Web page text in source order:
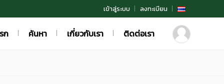
เข้าสู่ระบบ ลงทะเบียน
ก ค้นหา เกี่ยวกับเรา ติดต่อเรา